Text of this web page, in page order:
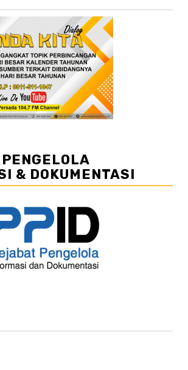
& DOKUMENTASI